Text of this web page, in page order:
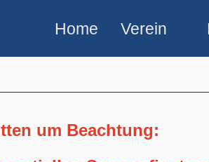
Home Verein
um Beachtung: